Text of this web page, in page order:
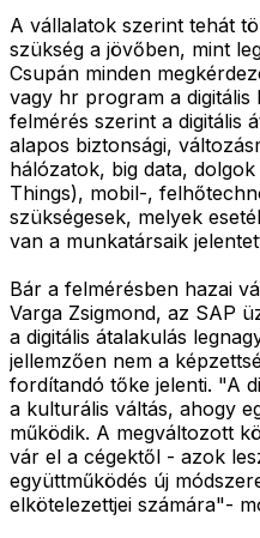
A vállalatok szerint tehát
szükség a jövőben, mint
Csupán minden
vagy hr program a digitális
felmérés szerint a digitális
alapos biztonsági,
hálózatok, big data,
Things), mobil-,
szükségesek, melyek
van a munkatársaik
Bár a felmérésben hazai
Varga Zsigmond, az SAP
a digitális átalakulás
jellemzően nem a
fordítandó tőke jelenti. "A
a kulturális váltás, ahogy
működik. A megváltozott
vár el a cégektől - azok
együttműködés új
elkötelezettjei számára"-